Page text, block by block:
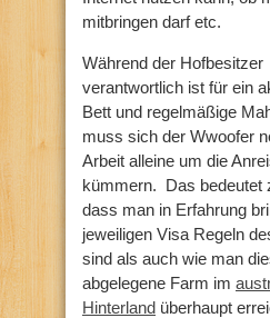
mitbringen darf etc.
Während der Hofbesitzer
verantwortlich ist für ein
Bett und regelmäßige
muss sich der Wwoofer
Arbeit alleine um die
kümmern. Das bedeutet
dass man in Erfahrung
jeweiligen Visa Regeln
sind als auch wie man
abgelegene Farm im
Hinterland überhaupt